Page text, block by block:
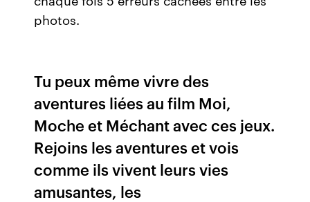
photos.
Tu peux même vivre des
aventures liées au film Moi,
Moche et Méchant avec ces jeux.
Rejoins les aventures et vois
comme ils vivent leurs vies
amusantes, les